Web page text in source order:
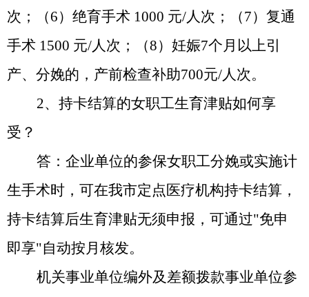
次；（6）绝育手术 1000 元/人次；（7）复通
手术 1500 元/人次；（8）妊娠7个月以上引
产、分娩的，产前检查补助700元/人次。
2、 持卡结算的女职工生育津贴如何享
受？
答：企业单位的参保女职工分娩或实施计
生手术时，可在我市定点医疗机构持卡结算，
持卡结算后生育津贴无须申报，可通过"免申
即享"自动按月核发。
机关事业单位编外及差额拨款事业单位参